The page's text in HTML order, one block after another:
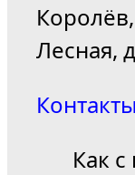
Лесная,
Контакты
Как с